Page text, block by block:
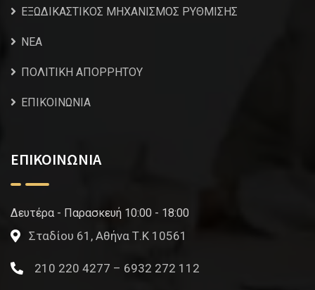
ΕΞΩΔΙΚΑΣΤΙΚΟΣ ΜΗΧΑΝΙΣΜΟΣ ΡΥΘΜΙΣΗΣ
NEA
ΠΟΛΙΤΙΚΗ ΑΠΟΡΡΗΤΟΥ
ΕΠΙΚΟΙΝΩΝΙΑ
ΕΠΙΚΟΙΝΩΝΙΑ
Δευτέρα - Παρασκευή 10:00 - 18:00
Σταδίου 61, Αθήνα Τ.Κ 10561
210 220 4277 – 6932 272 112